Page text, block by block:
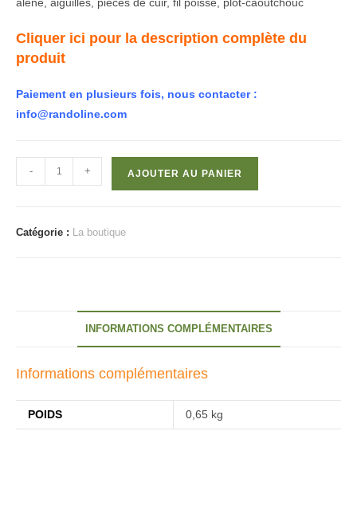
Cliquer ici pour la description complète du
produit
Paiement en plusieurs fois, nous contacter :
info@randoline.com
de
entretien
- + AJOUTER AU PANIER
Catégorie : La boutique
INFORMATIONS COMPLÉMENTAIRES
Informations complémentaires
POIDS 0,65 kg